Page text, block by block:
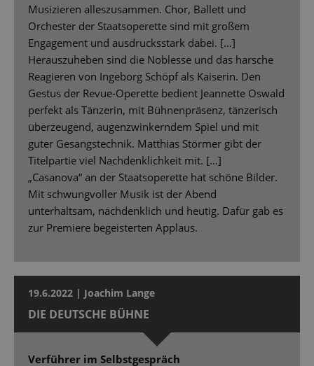
Musizieren alleszusammen. Chor, Ballett und
Orchester der Staatsoperette sind mit großem
Engagement und ausdrucksstark dabei. […]
Herauszuheben sind die Noblesse und das harsche
Reagieren von Ingeborg Schöpf als Kaiserin. Den
Gestus der Revue-Operette bedient Jeannette Oswald
perfekt als Tänzerin, mit Bühnenpräsenz, tänzerisch
überzeugend, augenzwinkerndem Spiel und mit
guter Gesangstechnik. Matthias Störmer gibt der
Titelpartie viel Nachdenklichkeit mit. […]
„Casanova“ an der Staatsoperette hat schöne Bilder.
Mit schwungvoller Musik ist der Abend
unterhaltsam, nachdenklich und heutig. Dafür gab es
zur Premiere begeisterten Applaus.
19.6.2022 | Joachim Lange
DIE DEUTSCHE BÜHNE
Verführer im Selbstgespräch